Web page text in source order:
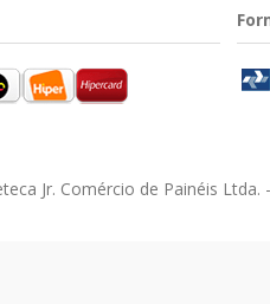
Jr. Comércio de Painéis